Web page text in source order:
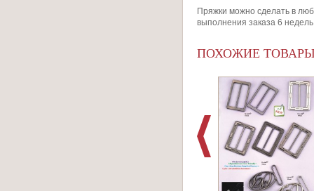
Пряжки можно сделать в
выполнения заказа 6
ПОХОЖИЕ